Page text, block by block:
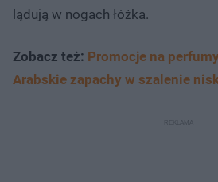
lądują w nogach łóżka.
Zobacz też: Promocje na
Arabskie zapachy w szalenie